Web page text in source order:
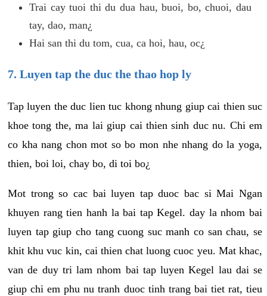
Trai cay tuoi thi du dua hau, buoi, bo, chuoi, dau
tay, dao, man¿
Hai san thi du tom, cua, ca hoi, hau, oc¿
7. Luyen tap the duc the thao hop ly
Tap luyen the duc lien tuc khong nhung giup cai thien suc
khoe tong the, ma lai giup cai thien sinh duc nu. Chi em
co kha nang chon mot so bo mon nhe nhang do la yoga,
thien, boi loi, chay bo, di toi bo¿
Mot trong so cac bai luyen tap duoc bac si Mai Ngan
khuyen rang tien hanh la bai tap Kegel. day la nhom bai
luyen tap giup cho tang cuong suc manh co san chau, se
khit khu vuc kin, cai thien chat luong cuoc yeu. Mat khac,
van de duy tri lam nhom bai tap luyen Kegel lau dai se
giup chi em phu nu tranh duoc tinh trang bai tiet rat, tieu